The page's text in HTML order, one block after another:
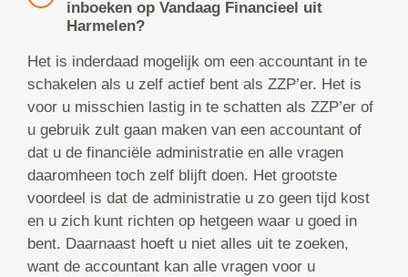
inboeken op Vandaag Financieel uit
Harmelen?
Het is inderdaad mogelijk om een accountant in te
schakelen als u zelf actief bent als ZZP’er. Het is
voor u misschien lastig in te schatten als ZZP’er of
u gebruik zult gaan maken van een accountant of
dat u de financiële administratie en alle vragen
daaromheen toch zelf blijft doen. Het grootste
voordeel is dat de administratie u zo geen tijd kost
en u zich kunt richten op hetgeen waar u goed in
bent. Daarnaast hoeft u niet alles uit te zoeken,
want de accountant kan alle vragen voor u